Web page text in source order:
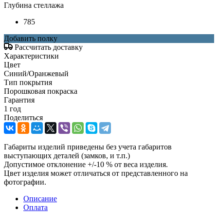
Глубина стеллажа
785
Добавить полку
Рассчитать доставку
Характеристики
Цвет
Синий/Оранжевый
Тип покрытия
Порошковая покраска
Гарантия
1 год
Поделиться
Габариты изделий приведены без учета габаритов
выступающих деталей (замков, и т.п.)
Допустимое отклонение +/-10 % от веса изделия.
Цвет изделия может отличаться от представленного на
фотографии.
Описание
Оплата